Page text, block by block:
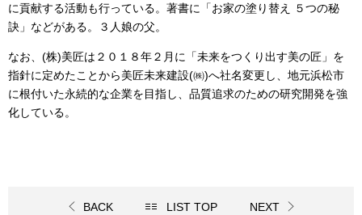
に貢献する活動も行っている。著書に「お家の塗り替え ５つの秘
訣」などがある。３人娘の父。
なお、 (株)美匠は２０１８年２月に「未来をつくり出す美の匠」を
指針に定めたことから美匠未来建設(㈱)へ社名変更し、地元浜松市
に根付いた永続的な企業を目指し、品質追求のための研究開発を強
化している。
BACK LIST TOP NEXT